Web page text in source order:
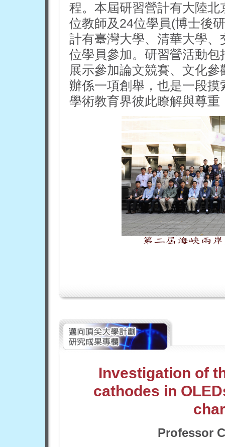
程。本屆研習營計有大陸
位教師及24位學員(博士後
計有臺灣大學、清華大學
位學員參加。研習營活動
展示參加論文競賽、文化
辦係一項創舉，也是一段
學術教育界彼此瞭解與尊
Investigation of
cathodes in
Professor